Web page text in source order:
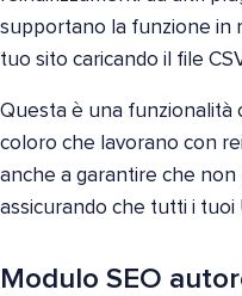
supportano la funzione in
tuo sito caricando il file
Questa è una funzionalità
coloro che lavorano con
anche a garantire che non
assicurando che tutti i
Modulo SEO